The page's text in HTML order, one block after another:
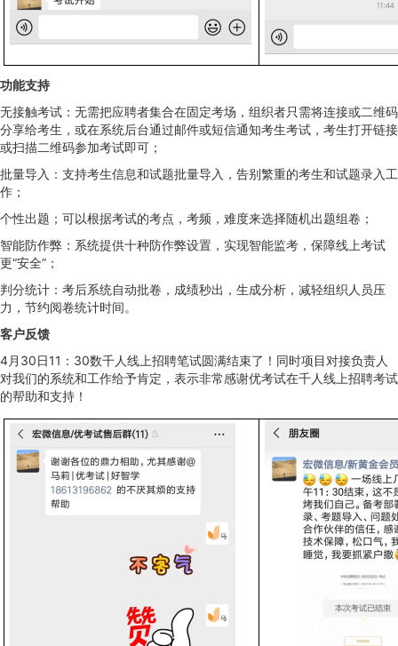
功能支持
无接触考试：无需把应聘者集合在固定考场，组织者只需将连接或二维码
分享给考生，或在系统后台通过邮件或短信通知考生考试，考生打开链接
或扫描二维码参加考试即可；
批量导入：支持考生信息和试题批量导入，告别繁重的考生和试题录入工
作；
个性出题；可以根据考试的考点，考频，难度来选择随机出题组卷；
智能防作弊：系统提供十种防作弊设置，实现智能监考，保障线上考试
更“安全”；
判分统计：考后系统自动批卷，成绩秒出，生成分析，减轻组织人员压
力，节约阅卷统计时间。
客户反馈
4月30日11：30数千人线上招聘笔试圆满结束了！同时项目对接负责人
对我们的系统和工作给予肯定，表示非常感谢优考试在千人线上招聘考试
的帮助和支持！